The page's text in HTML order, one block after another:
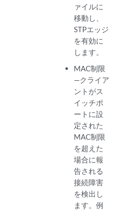
ァイルに
移動し、
STPエッジ
を有効に
します。
MAC制限
—クライア
ントがス
イッチポ
ートに設
定された
MAC制限
を超えた
場合に報
告される
接続障害
を検出し
ます。例